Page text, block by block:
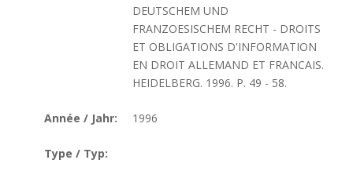
DEUTSCHEM UND
FRANZOESISCHEM RECHT - DROITS
ET OBLIGATIONS D'INFORMATION
EN DROIT ALLEMAND ET FRANCAIS.
HEIDELBERG. 1996. P. 49 - 58.
Année / Jahr: 1996
Type / Typ: